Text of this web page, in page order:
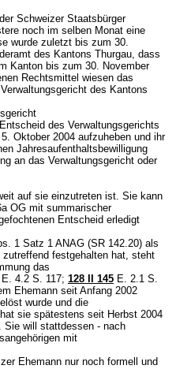
Schweizer Staatsbürger
noch im selben Monat eine
wurde zuletzt bis zum 30.
des Kantons Thurgau, dass
Kanton bis zum 30. November
Rechtsmittel wiesen das
des Kantons
des Verwaltungsgerichts
Oktober 2004 aufzuheben und ihr
Jahresaufenthaltsbewilligung
an das Verwaltungsgericht oder
auf sie einzutreten ist. Sie kann
OG mit summarischer
Entscheid erledigt
1 Satz 1 ANAG (SR 142.20) als
festgehalten hat, steht
das
E. 4.2 S. 117; 128 II 145 E. 2.1 S.
Ehemann seit Anfang 2002
wurde und die
sie spätestens seit Herbst 2004
Sie will stattdessen - nach
mit
Ehemann nur noch formell und